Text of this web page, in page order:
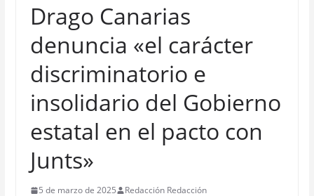
Drago Canarias
denuncia «el carácter
discriminatorio e
insolidario del Gobierno
estatal en el pacto con
Junts»
5 de marzo de 2025 Redacción Redacción